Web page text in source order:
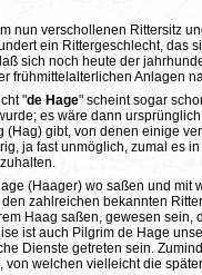
nun verschollenen Rittersitz
ein Rittergeschlecht, das
sich noch heute der
frühmittelalterlichen Anlagen
"de Hage" scheint sogar
es wäre dann
(Hag) gibt, von denen einige
ja fast unmöglich, zumal es
(Haager) wo saßen und mit
zahlreichen bekannten
Haag saßen, gewesen sein,
ist auch Pilgrim de Hage
Dienste getreten sein.
von welchen vielleicht die